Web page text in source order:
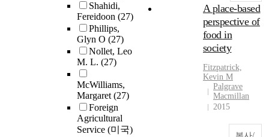
Shahidi,
Fereidoon (27)
Phillips,
Glyn O (27)
Nollet, Leo
M. L. (27)
McWilliams,
Margaret(27)
Foreign
Agricultural
Service (미국)
A place-based
perspective of
food in
society
Fitzpatrick,
Kevin M
Palgrave
Macmillan
2015